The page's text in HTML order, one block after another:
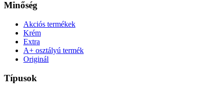
Minőség
Akciós termékek
Krém
Extra
A+ osztályú termék
Originál
Típusok